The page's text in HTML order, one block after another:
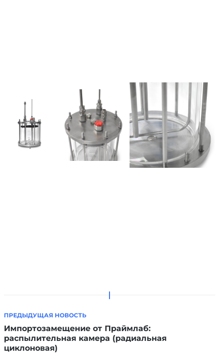
ПРЕДЫДУЩАЯ НОВОСТЬ
Импортозамещение от Праймлаб:
распылительная камера (радиальная
циклоновая)